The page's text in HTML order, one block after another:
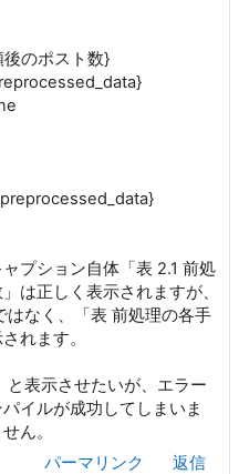
のポスト数}
プション自体「表 2.1 前処
は正しく表示されますが、
はなく、「表 前処理の各手
れます。
と表示させたいが、エラー
イルが成功してしまいま
ん。
パーマリンク
返信